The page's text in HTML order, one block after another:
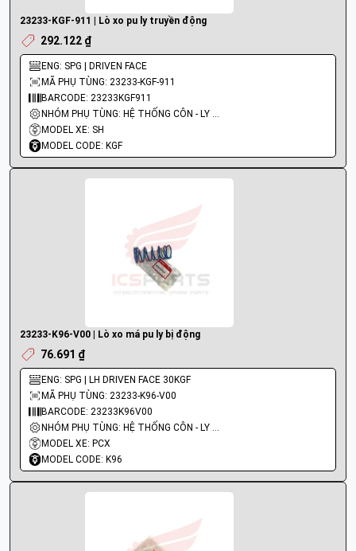
23233-KGF-911 | Lò xo pu ly truyền động
292.122 ₫
ENG: SPG | DRIVEN FACE
MÃ PHỤ TÙNG: 23233-KGF-911
BARCODE: 23233KGF911
NHÓM PHỤ TÙNG: HỆ THỐNG CÔN - LY HỢP - TRỤC SỐ - BÁNH RĂNG
MODEL XE: SH
MODEL CODE: KGF
23233-K96-V00 | Lò xo má pu ly bị động
76.691 ₫
ENG: SPG | LH DRIVEN FACE 30KGF
MÃ PHỤ TÙNG: 23233-K96-V00
BARCODE: 23233K96V00
NHÓM PHỤ TÙNG: HỆ THỐNG CÔN - LY HỢP - TRỤC SỐ - BÁNH RĂNG
MODEL XE: PCX
MODEL CODE: K96